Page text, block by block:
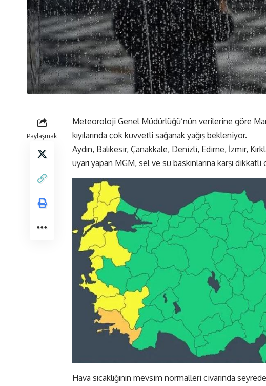
Paylaşmak
Meteoroloji Genel Müdürlüğü’nün verilerine göre
kıyılarında çok kuvvetli sağanak yağış bekleniyor.
Aydın, Balıkesir, Çanakkale, Denizli, Edirne, İzmir,
uyarı yapan MGM, sel ve su baskınlarına karşı
Hava sıcaklığının mevsim normalleri civarında